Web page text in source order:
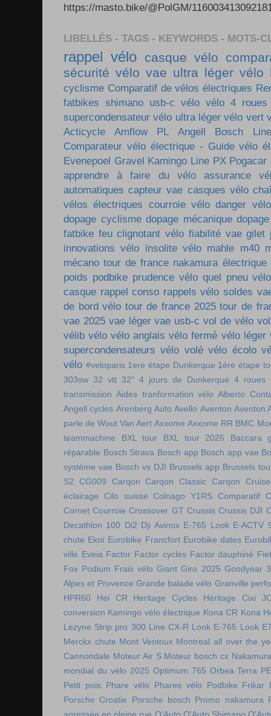
https://masto.bike/@PolGM/
LIBELLÉS - TAGS - KEYWORDS - MOTS-
rappel vélo casque vélo
sécurité vélo vae ultra léger vélo
cyclisme Comparatif de vélos électriques
fatbikes shimano usb-c vélo vélo 4 roues
supercondensateur vélo ultra léger vélo vert
Acticycle
Amflow PL Angell
Bosch
Comparateur vélo électrique - Guide vélo
Evenepoel Gravel Kamingo Line PX Pogacar
apprendre à faire du vélo
assurance
automatiques capteur vae casques vélo
vélos électriques courroie vélo danger vélo
dopage cyclisme dopage mécanique
fatbike feu clignotant vélo fiabilité vae gilet
innovations vélo insolite vélo mahle m40
mécano tour de france nakamura électrique
poids podbike prudence vélo quel pneu vélo
casque rappel conso rappels vélo soldes
de bord vélo tour de france 2025 tour de
vae 2025 vae léger vae usb-c vol de vélo
vélib vélo vélo anglais vélo fermé vélo léger
supercondensateurs vélo volé vélo écolo
vélo #veloparis 1ere étape Dunkerque 1ère étape
303sw 32 vtt 32" 4 jours de Dunkerque 4 roues
transmission Aides tranformation vélo Alberto
Angell cycles Arenberg Auto Avello Aventon Aventon
parle de Wout Van Aert Axxome Axxome RR BMC
teammachine
BXL tour BXL tour 2025
Baccara
réparable Bosch Strava Bosch app Bosch app vae
système vae Bosch vs DJI Brussels app Brussels
S2
CG009 Carqon Carqon Classic Carqon Cruise
éclairage
Cilo suisse Colnago Y1RS Comparatif
Cornet Courroie Crossover GT Crussis Crussis DJI
Decathlon 100 Di2 Dji Avinox E-765 Look E-ACTV
chute Ekoï Eurobike Francfort Eurobike dates
ville Eveia Factor Factor cycles Factor dauphiné
Fox Podium Frais vélo Giant Giro 2025 Goodyear
Alpes et Provence Grande balade vélo Granville
HPR60
Hei CR Heritage Cycles Héritage Cixi
conversion Kamingo vélo électrique Kona CR Kona
Lezyne Strip pro 300 Line CX-R Look E-765 Look
Merckx chute Mont Ventoux Montreal all over the
Cannondale Moteur Air S Moteur bosch cx
mondial du vélo 2025 Optimum 765 Orbea Terra
Petit pois Phare vélo Phares vélo Podbike Frikar
Porsche Croatie
Porsche bosch Promo nakamura